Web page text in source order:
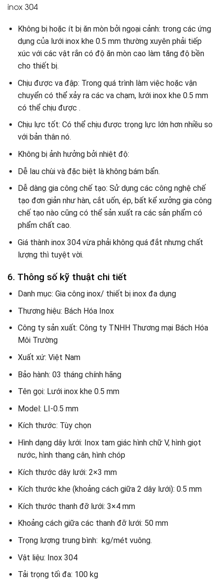
inox 304
Không bị hoặc ít bị ăn mòn bởi ngoại cảnh: trong các ứng
dụng của lưới inox khe 0.5 mm thường xuyên phải tiếp
xúc với các vật rắn có độ ăn mòn cao làm tăng độ bền
cho thiết bị.
Chịu được va đập: Trong quá trình làm việc hoặc vận
chuyển có thể xảy ra các va chạm, lưới inox khe 0.5 mm
có thể chịu được .
Chịu lực tốt: Có thể chịu được trọng lực lớn hơn nhiều so
với bản thân nó.
Không bị ảnh hưởng bởi nhiệt độ:
Dễ lau chùi và đặc biệt là không bám bẩn.
Dễ dàng gia công chế tạo: Sử dụng các công nghệ chế
tạo đơn giản như hàn, cắt uốn, ép, bất kể xưởng gia công
chế tạo nào cũng có thể sản xuất ra các sản phẩm có
phẩm chất cao.
Giá thành inox 304 vừa phải không quá đắt nhưng chất
lượng thì tuyệt vời.
6. Thông số kỹ thuật chi tiết
Danh mục: Gia công inox/ thiết bị inox đa dụng
Thương hiệu: Bách Hóa Inox
Công ty sản xuất: Công ty TNHH Thương mại Bách Hóa
Môi Trường
Xuất xứ: Việt Nam
Bảo hành: 03 tháng chính hãng
Tên gọi: Lưới inox khe 0.5 mm
Model: LI-0.5 mm
Kích thước: Tùy chọn
Hình dạng dây lưới: Inox tam giác hình chữ V, hình giọt
nước, hình thang cân, hình chóp
Kích thước dây lưới: 2×3 mm
Kích thước khe (khoảng cách giữa 2 dây lưới): 0.5 mm
Kích thước thanh đỡ lưới: 3×4 mm
Khoảng cách giữa các thanh đỡ lưới: 50 mm
Trọng lượng trung bình: kg/mét vuông.
Vật liệu: Inox 304
Tải trọng tối đa: 100 kg